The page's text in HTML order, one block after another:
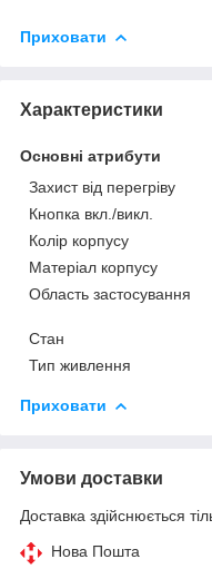
Приховати
Характеристики
Основні атрибути
Захист від перегріву
Кнопка вкл./викл.
Колір корпусу
Матеріал корпусу
Область застосування
Стан
Тип живлення
Приховати
Умови доставки
Доставка здійснюється
Нова Пошта